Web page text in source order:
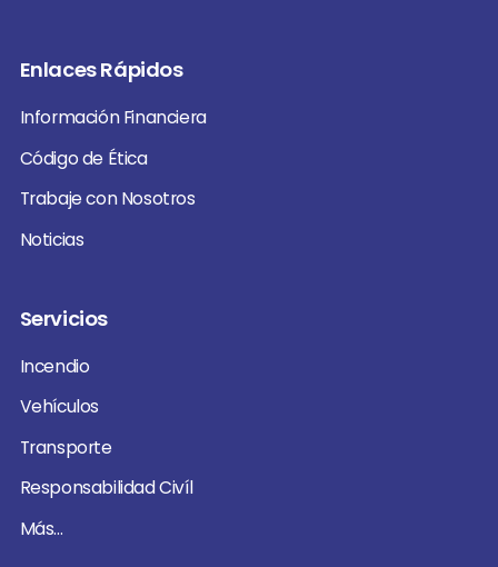
Enlaces Rápidos
Información Financiera
Código de Ética
Trabaje con Nosotros
Noticias
Servicios
Incendio
Vehículos
Transporte
Responsabilidad Civíl
Más...